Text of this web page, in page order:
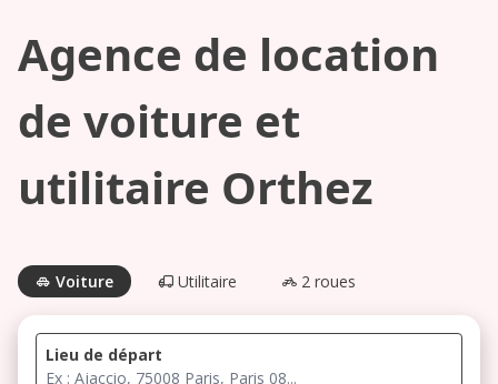
Agence de location
de voiture et
utilitaire Orthez
Voiture Utilitaire 2 roues
Lieu de départ
Commencez
votre
recherche
agences à
proximité